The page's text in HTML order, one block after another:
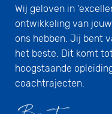
Wij geloven in
ontwikkeling van
ons hebben. Jij bent
het beste. Dit komt
hoogstaande
coachtrajecten.